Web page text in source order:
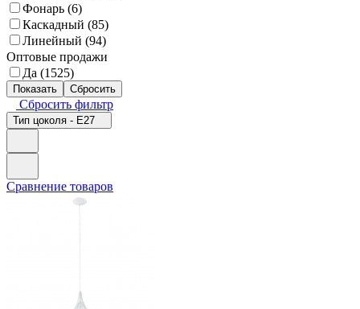
Фонарь (6)
Каскадный (85)
Линейный (94)
Оптовые продажи
Да (1525)
Сбросить фильтр
Тип цоколя - E27
Сравнение товаров